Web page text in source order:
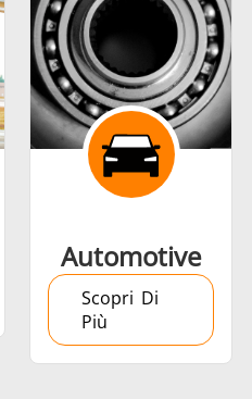
ad
Induzione
Automotive
Scopri Di
Più